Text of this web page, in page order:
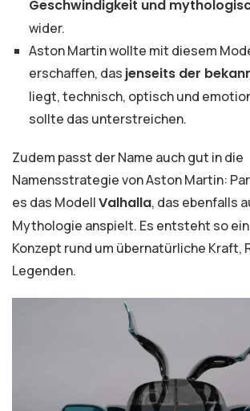
Geschwindigkeit und
wider.
Aston Martin wollte mit diesem
erschaffen, das jenseits der
liegt, technisch, optisch und
sollte das unterstreichen.
Zudem passt der Name auch gut in die
Namensstrategie von Aston Martin:
es das ModellValhalla, das ebenfalls
Mythologie anspielt. Es entsteht so
Konzept rund um übernatürliche Kraft,
Legenden.